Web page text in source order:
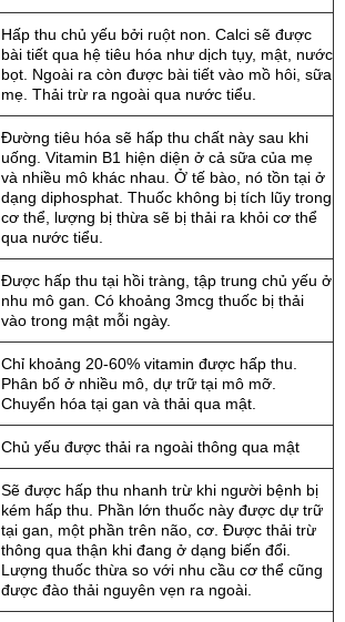
Hấp thu chủ yếu bởi ruột non. Calci sẽ được
bài tiết qua hệ tiêu hóa như dịch tụy, mật, nước
bọt. Ngoài ra còn được bài tiết vào mồ hôi, sữa
mẹ. Thải trừ ra ngoài qua nước tiểu.
Đường tiêu hóa sẽ hấp thu chất này sau khi
uống. Vitamin B1 hiện diện ở cả sữa của mẹ
và nhiều mô khác nhau. Ở tế bào, nó tồn tại ở
dạng diphosphat. Thuốc không bị tích lũy trong
cơ thể, lượng bị thừa sẽ bị thải ra khỏi cơ thể
qua nước tiểu.
Được hấp thu tại hồi tràng, tập trung chủ yếu ở
nhu mô gan. Có khoảng 3mcg thuốc bị thải
vào trong mật mỗi ngày.
Chỉ khoảng 20-60% vitamin được hấp thu.
Phân bố ở nhiều mô, dự trữ tại mô mỡ.
Chuyển hóa tại gan và thải qua mật.
Chủ yếu được thải ra ngoài thông qua mật
Sẽ được hấp thu nhanh trừ khi người bệnh bị
kém hấp thu. Phần lớn thuốc này được dự trữ
tại gan, một phần trên não, cơ. Được thải trừ
thông qua thận khi đang ở dạng biến đổi.
Lượng thuốc thừa so với nhu cầu cơ thể cũng
được đào thải nguyên vẹn ra ngoài.